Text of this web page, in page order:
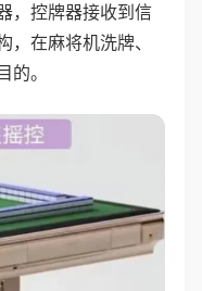
，控牌器接收到信
在麻将机洗牌、
。